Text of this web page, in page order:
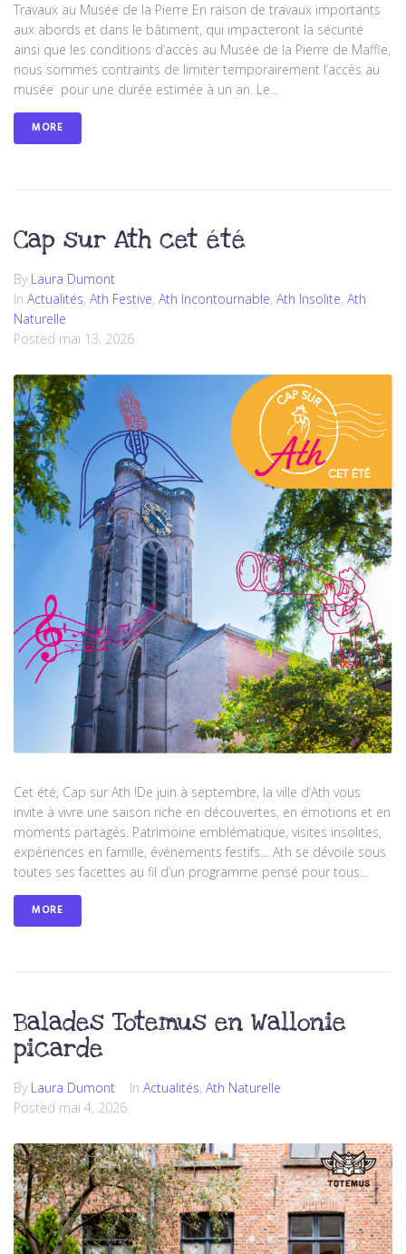
Travaux au Musée de la Pierre En raison de travaux importants
aux abords et dans le bâtiment, qui impacteront la sécurité
ainsi que les conditions d’accès au Musée de la Pierre de Maffle,
nous sommes contraints de limiter temporairement l’accès au
musée pour une durée estimée à un an. Le...
MORE
Cap sur Ath cet été
By Laura Dumont
In Actualités, Ath Festive, Ath Incontournable, Ath Insolite, Ath
Naturelle
Posted mai 13, 2026
Cet été, Cap sur Ath !De juin à septembre, la ville d’Ath vous
invite à vivre une saison riche en découvertes, en émotions et en
moments partagés. Patrimoine emblématique, visites insolites,
expériences en famille, événements festifs… Ath se dévoile sous
toutes ses facettes au fil d’un programme pensé pour tous...
MORE
Balades Totemus en Wallonie
picarde
By Laura Dumont In Actualités, Ath Naturelle
Posted mai 4, 2026